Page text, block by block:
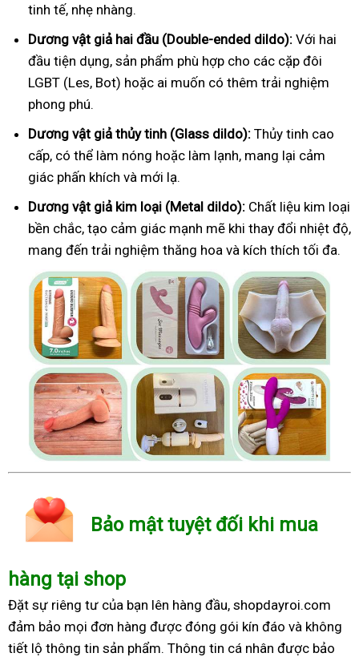
tinh tế, nhẹ nhàng.
Dương vật giả hai đầu (Double-ended dildo): Với hai
đầu tiện dụng, sản phẩm phù hợp cho các cặp đôi
LGBT (Les, Bot) hoặc ai muốn có thêm trải nghiệm
phong phú.
Dương vật giả thủy tinh (Glass dildo): Thủy tinh cao
cấp, có thể làm nóng hoặc làm lạnh, mang lại cảm
giác phấn khích và mới lạ.
Dương vật giả kim loại (Metal dildo): Chất liệu kim loại
bền chắc, tạo cảm giác mạnh mẽ khi thay đổi nhiệt độ,
mang đến trải nghiệm thăng hoa và kích thích tối đa.
Bảo mật tuyệt đối khi mua
hàng tại shop
Đặt sự riêng tư của bạn lên hàng đầu, shopdayroi.com
đảm bảo mọi đơn hàng được đóng gói kín đáo và không
tiết lộ thông tin sản phẩm. Thông tin cá nhân được bảo